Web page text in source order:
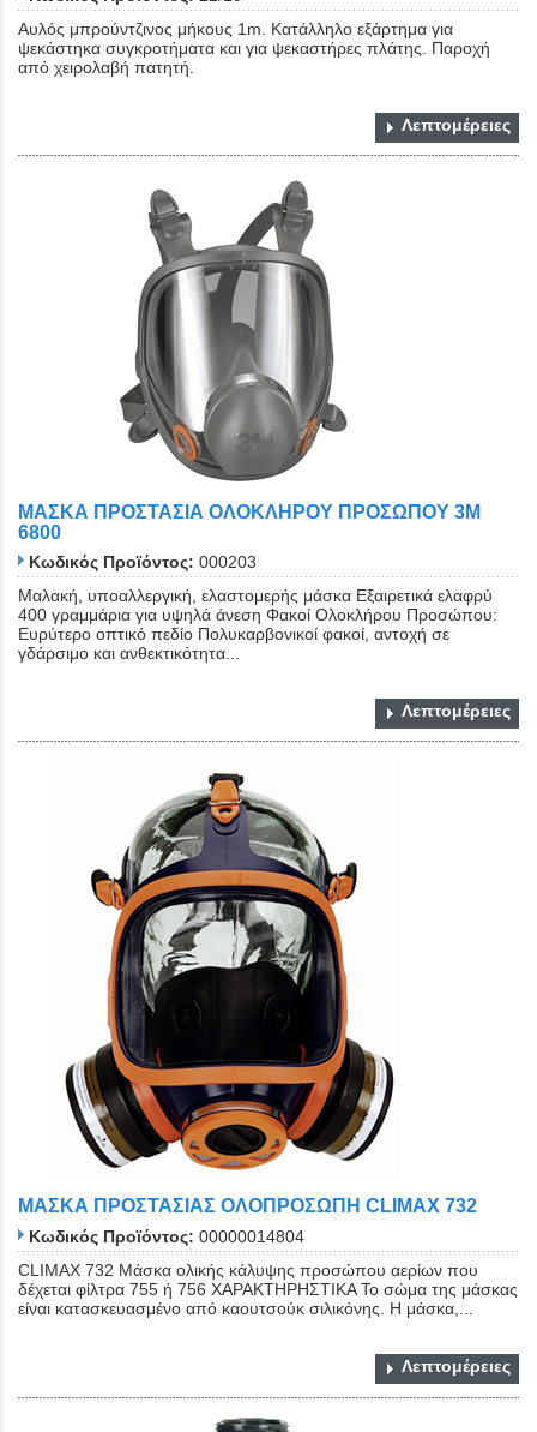
Αυλός μπρούντζινος μήκους 1m. Κατάλληλο εξάρτημα για
ψεκάστηκα συγκροτήματα και για ψεκαστήρες πλάτης. Παροχή
από χειρολαβή πατητή.
Λεπτομέρειες
ΜΑΣΚΑ ΠΡΟΣΤΑΣΙΑ ΟΛΟΚΛΗΡΟΥ ΠΡΟΣΩΠΟΥ 3Μ
6800
Κωδικός Προϊόντος: 000203
Μαλακή, υποαλλεργική, ελαστομερής μάσκα Εξαιρετικά ελαφρύ
400 γραμμάρια για υψηλά άνεση Φακοί Ολοκλήρου Προσώπου:
Ευρύτερο οπτικό πεδίο Πολυκαρβονικοί φακοί, αντοχή σε
γδάρσιμο και ανθεκτικότητα...
Λεπτομέρειες
ΜΑΣΚΑ ΠΡΟΣΤΑΣΙΑΣ ΟΛΟΠΡΟΣΩΠΗ CLIMAX 732
Κωδικός Προϊόντος: 00000014804
CLIMAX 732 Μάσκα ολικής κάλυψης προσώπου αερίων που
δέχεται φίλτρα 755 ή 756 ΧΑΡΑΚΤΗΡΗΣΤΙΚΑ Το σώμα της μάσκας
είναι κατασκευασμένο από καουτσούκ σιλικόνης. Η μάσκα,...
Λεπτομέρειες